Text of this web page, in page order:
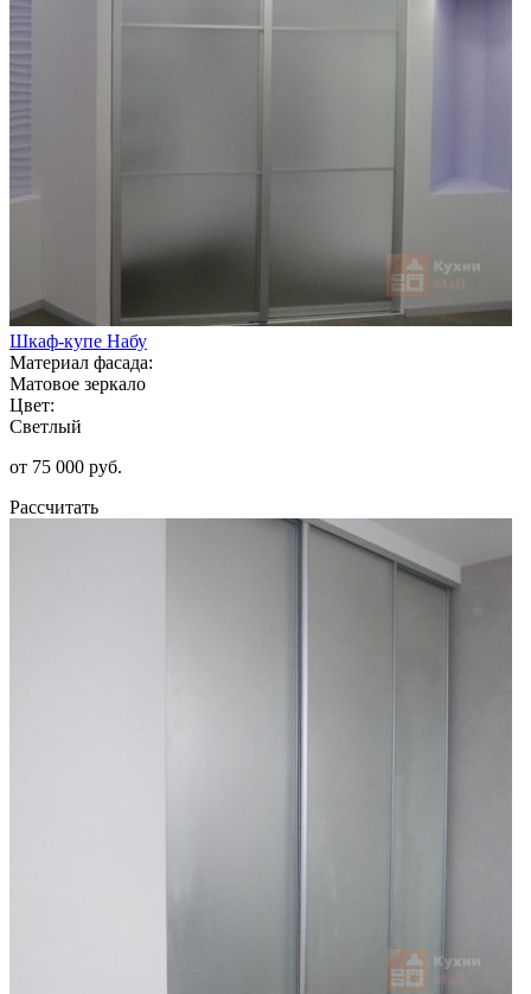
Шкаф-купе Набу
Материал фасада:
Матовое зеркало
Цвет:
Светлый
от 75 000 руб.
Рассчитать